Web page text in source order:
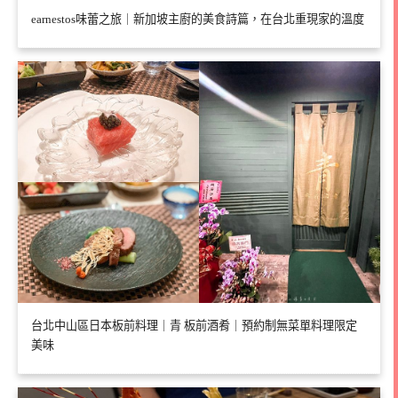
earnestos味蕾之旅｜新加坡主廚的美食詩篇，在台北重現家的溫度
台北中山區日本板前料理｜青 板前酒肴｜預約制無菜單料理限定
美味